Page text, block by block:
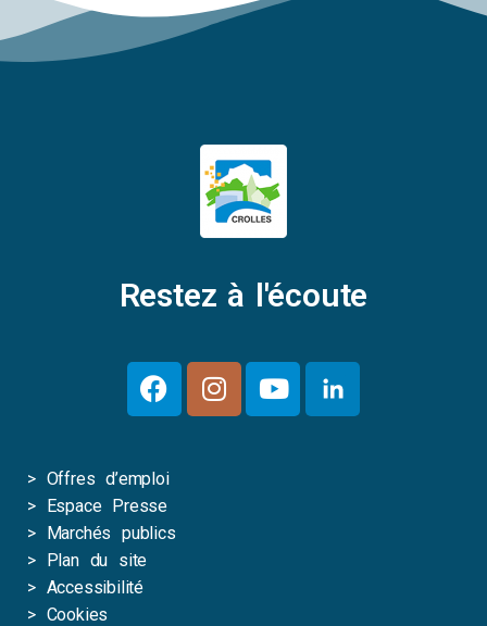
Restez à l'écoute
> Offres d’emploi
> Espace Presse
> Marchés publics
> Plan du site
> Accessibilité
> Cookies